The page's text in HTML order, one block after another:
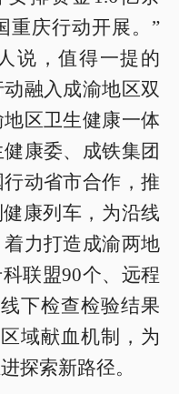
重庆行动开展。”
说，值得一提的
融入成渝地区双
区卫生健康一体
康委、成铁集团
动省市合作，推
康列车，为沿线
力打造成渝两地
联盟90个、远程
下检查检验结果
域献血机制，为
探索新路径。